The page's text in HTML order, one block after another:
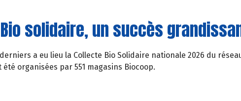
solidaire, un succès
derniers a eu lieu la Collecte Bio Solidaire nationale 2026 du
organisées par 551 magasins Biocoop.